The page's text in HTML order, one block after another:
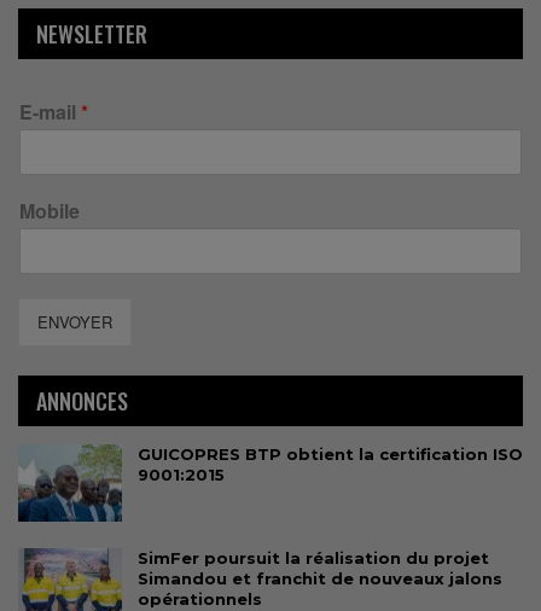
NEWSLETTER
E-mail *
Mobile
ENVOYER
ANNONCES
GUICOPRES BTP obtient la certification ISO
9001:2015
SimFer poursuit la réalisation du projet
Simandou et franchit de nouveaux jalons
opérationnels